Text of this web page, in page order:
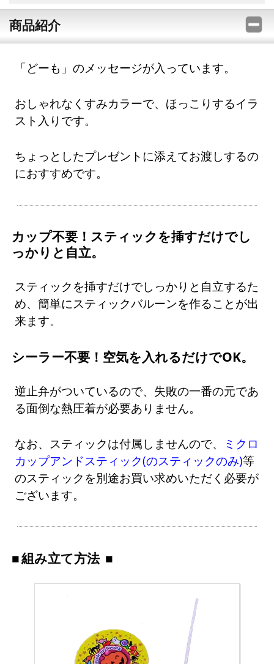
商品紹介
「どーも」のメッセージが入っています。
おしゃれなくすみカラーで、ほっこりするイラ
スト入りです。
ちょっとしたプレゼントに添えてお渡しするの
におすすめです。
カップ不要！スティックを挿すだけでし
っかりと自立。
スティックを挿すだけでしっかりと自立するた
め、簡単にスティックバルーンを作ることが出
来ます。
シーラー不要！空気を入れるだけでOK。
逆止弁がついているので、失敗の一番の元であ
る面倒な熱圧着が必要ありません。
なお、スティックは付属しませんので、
ミクロ
カップアンドスティック(のスティックのみ)等
のスティックを別途お買い求めいただく必要が
ございます。
組み立て方法